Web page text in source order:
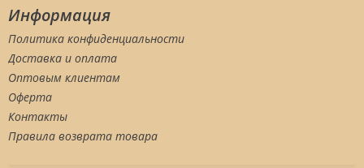
Информация
Политика конфиденциальности
Доставка и оплата
Оптовым клиентам
Оферта
Контакты
Правила возврата товара